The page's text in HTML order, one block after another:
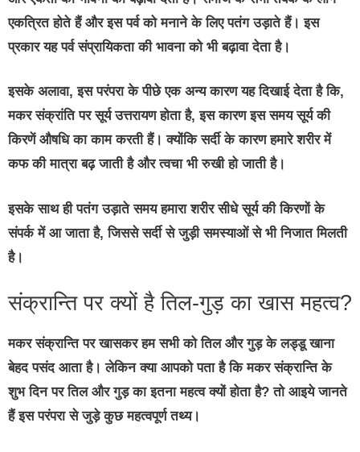
एकत्रित होते हैं और इस पर्व को मनाने के लिए पतंग उड़ाते हैं। इस
प्रकार यह पर्व संप्रायिकता की भावना को भी बढ़ावा देता है।
इसके अलावा, इस परंपरा के पीछे एक अन्य कारण यह दिखाई देता है कि,
मकर संक्रांति पर सूर्य उत्तरायण होता है, इस कारण इस समय सूर्य की
किरणें औषधि का काम करती हैं। क्योंकि सर्दी के कारण हमारे शरीर में
कफ की मात्रा बढ़ जाती है और त्वचा भी रुखी हो जाती है।
इसके साथ ही पतंग उड़ाते समय हमारा शरीर सीधे सूर्य की किरणों के
संपर्क में आ जाता है, जिससे सर्दी से जुड़ी समस्याओं से भी निजात मिलती
है।
संक्रान्ति पर क्यों है तिल-गुड़ का खास महत्व?
मकर संक्रान्ति पर खासकर हम सभी को तिल और गुड़ के लड्डू खाना
बेहद पसंद आता है। लेकिन क्या आपको पता है कि मकर संक्रान्ति के
शुभ दिन पर तिल और गुड़ का इतना महत्व क्यों होता है? तो आइये जानते
हैं इस परंपरा से जुड़े कुछ महत्वपूर्ण तथ्य।